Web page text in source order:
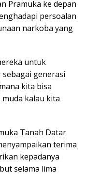
Pramuka ke depan
persoalan
narkoba yang
untuk
generasi
kita bisa
kalau kita
Tanah Datar
terima
kepadanya
selama lima